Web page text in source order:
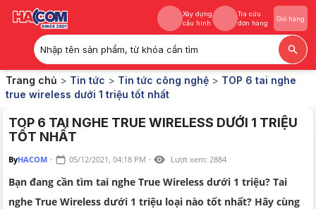
Xây dựng
cấu hình
Tra cứu
đơn hàng
Giỏ hàng
Nhập tên sản phẩm, từ khóa cần tìm
Xây dựng
cấu hình
Tra cứu
đơn hàng
Giỏ hàng
Trang chủ > Tin tức > Tin tức công nghệ > TOP 6 tai nghe
true wireless dưới 1 triệu tốt nhất
TOP 6 TAI NGHE TRUE WIRELESS DƯỚI 1 TRIỆU
TỐT NHẤT
ByHACOM · 05/12/2021, 04:18 PM · Lượt xem: 2884
Bạn đang cần tìm tai nghe True Wireless dưới 1 triệu? Tai
nghe True Wireless dưới 1 triệu loại nào tốt nhất? Hãy cùng